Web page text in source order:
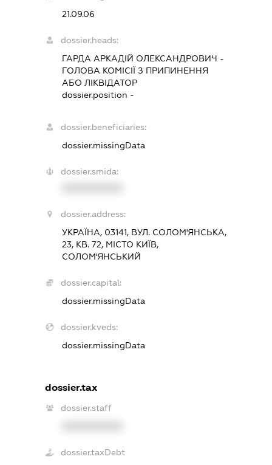
21.09.06
dossier.heads:
ГАРДА АРКАДІЙ ОЛЕКСАНДРОВИЧ -
ГОЛОВА КОМІСІЇ З ПРИПИНЕННЯ
АБО ЛІКВІДАТОР
dossier.position -
dossier.beneficiaries:
dossier.missingData
dossier.smida:
dossier.address:
УКРАЇНА, 03141, ВУЛ. СОЛОМ'ЯНСЬКА,
23, КВ. 72, МІСТО КИЇВ,
СОЛОМ'ЯНСЬКИЙ
dossier.capital:
dossier.missingData
dossier.kveds:
dossier.missingData
dossier.tax
dossier.staff
dossier.taxDebt